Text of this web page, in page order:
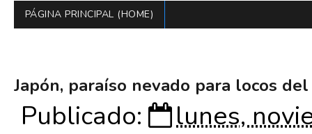
PÁGINA PRINCIPAL (HOME)
Japón, paraíso nevado para locos
Publicado: lunes,